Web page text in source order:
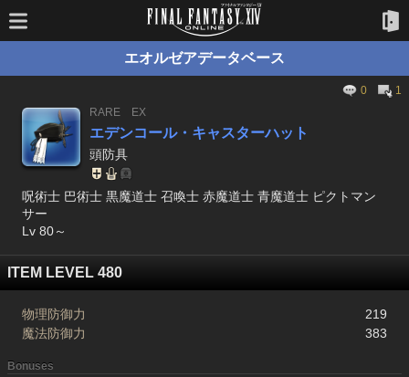
エオルゼアデータベース
0
1
RARE
EX
エデンコール・キャスターハット
頭防具
呪術士 巴術士 黒魔道士 召喚士 赤魔道士 青魔道士 ピクトマン
サー
Lv 80～
ITEM LEVEL 480
物理防御力
219
魔法防御力
383
Bonuses